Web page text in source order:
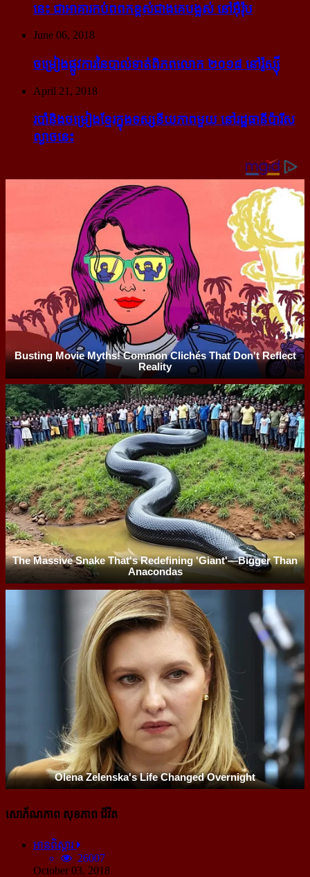
នេះ ជា​អាគារ​កប់​ពពក​ខ្ពស់​ជាង​គេ​បង្អស់ នៅ​អ៊ឺរ៉ុប
June 06, 2018
ចម្រៀង​ផ្លូវការ​នៃ​បាល់ទាត់​ពិភពលោក ២០១៨ នៅ​រ៉ូស្ស៊ី
April 21, 2018
របាំ​និង​ចម្រៀង​ខ្មែរ​ក្នុង​ទស្សនីយភាព​មួយ នៅ​រដ្ឋធានី​ប៉ារីស​
ល្ងាច​នេះ
សោភ័ណភាព សុខភាព ជីវិត
អានពិស្ដារ
26007
October 03, 2018